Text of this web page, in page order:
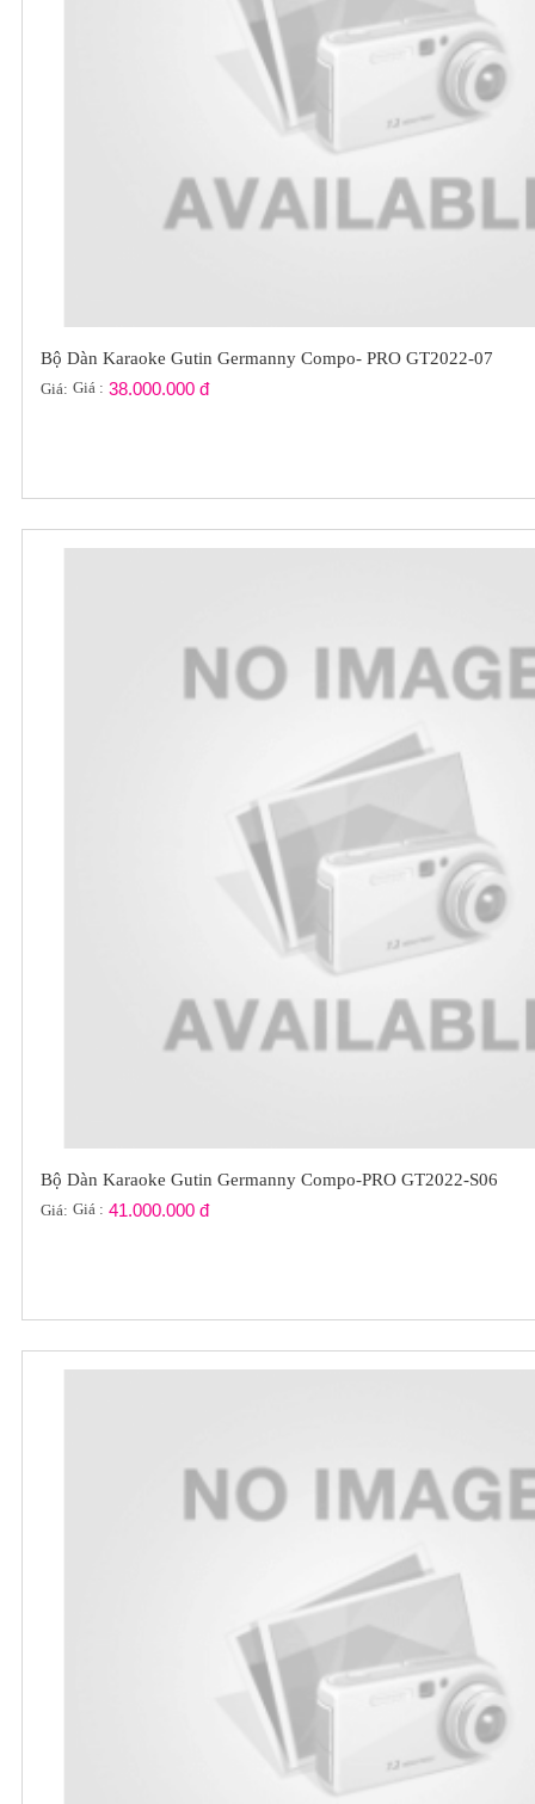
Bộ Dàn Karaoke Gutin Germanny Compo- PRO GT2022-07
Giá: Giá : 38.000.000 đ
Bộ Dàn Karaoke Gutin Germanny Compo-PRO GT2022-S06
Giá: Giá : 41.000.000 đ